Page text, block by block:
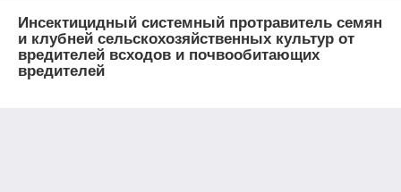
Инсектицидный системный протравитель семян
и клубней сельскохозяйственных культур от
вредителей всходов и почвообитающих
вредителей